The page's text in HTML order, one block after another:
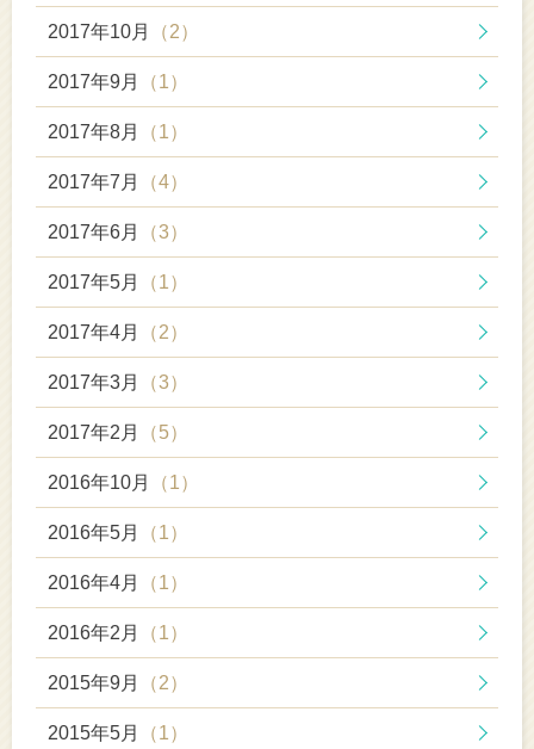
2017年10月 （2）
2017年9月 （1）
2017年8月 （1）
2017年7月 （4）
2017年6月 （3）
2017年5月 （1）
2017年4月 （2）
2017年3月 （3）
2017年2月 （5）
2016年10月 （1）
2016年5月 （1）
2016年4月 （1）
2016年2月 （1）
2015年9月 （2）
2015年5月 （1）